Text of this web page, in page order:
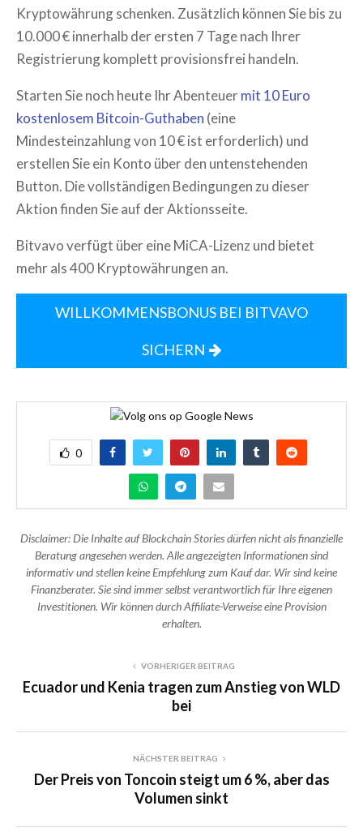
Kryptowährung schenken. Zusätzlich können Sie bis zu
10.000 € innerhalb der ersten 7 Tage nach Ihrer
Registrierung komplett provisionsfrei handeln.
Starten Sie noch heute Ihr Abenteuermit 10 Euro
kostenlosem Bitcoin-Guthaben (eine
Mindesteinzahlung von 10 € ist erforderlich) und
erstellen Sie ein Konto über den untenstehenden
Button. Die vollständigen Bedingungen zu dieser
Aktion finden Sie auf der Aktionsseite.
Bitvavo verfügt über eine MiCA-Lizenz und bietet
mehr als 400 Kryptowährungen an.
WILLKOMMENSBONUS BEI BITVAVO
SICHERN
0
Disclaimer: Die Inhalte auf Blockchain Stories dürfen nicht als finanzielle
Beratung angesehen werden. Alle angezeigten Informationen sind
informativ und stellen keine Empfehlung zum Kauf dar. Wir sind keine
Finanzberater. Sie sind immer selbst verantwortlich für Ihre eigenen
Investitionen. Wir können durch Affiliate-Verweise eine Provision
erhalten.
VORHERIGER BEITRAG
Ecuador und Kenia tragen zum Anstieg von WLD
bei
NÄCHSTER BEITRAG
Der Preis von Toncoin steigt um 6 %, aber das
Volumen sinkt